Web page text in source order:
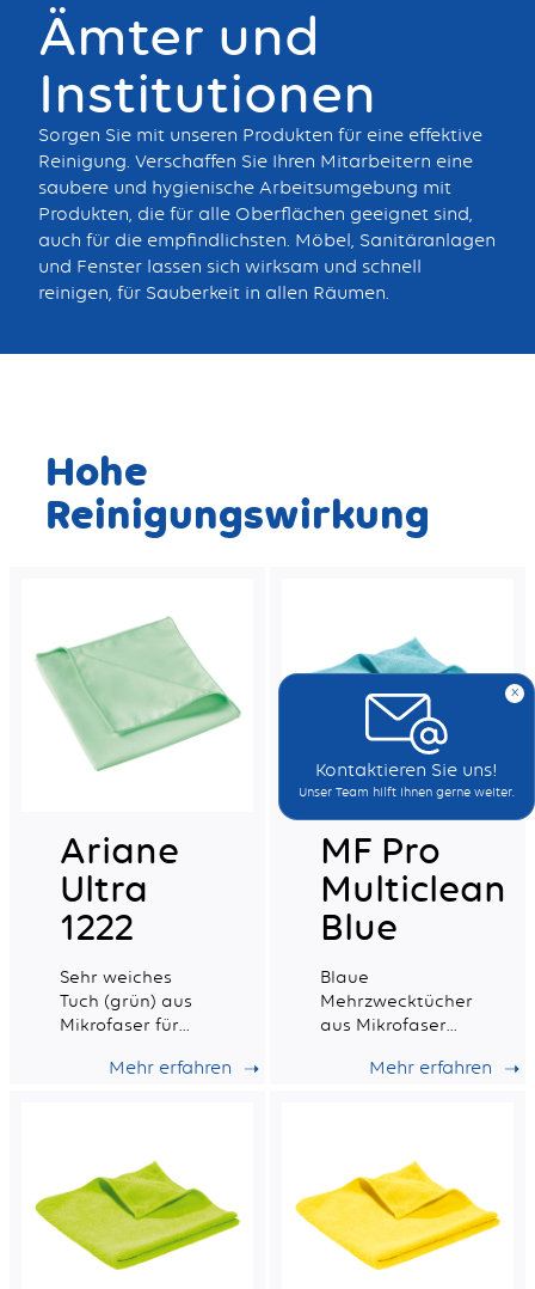
Ämter und
Institutionen
Sorgen Sie mit unseren Produkten für eine effektive
Reinigung. Verschaffen Sie Ihren Mitarbeitern eine
saubere und hygienische Arbeitsumgebung mit
Produkten, die für alle Oberflächen geeignet sind,
auch für die empfindlichsten. Möbel, Sanitäranlagen
und Fenster lassen sich wirksam und schnell
reinigen, für Sauberkeit in allen Räumen.
Hohe
Reinigungswirkung
Ariane
Ultra
1222
Sehr weiches
Tuch (grün) aus
Mikrofaser für
Oberflächen
Mehr erfahren
MF Pro
Multiclean
Blue
Blaue
Mehrzwecktücher
aus Mikrofaser
Absorptionsfähigkeit.
Mehr erfahren
x
Kontaktieren Sie uns!
Unser Team hilft Ihnen gerne weiter.